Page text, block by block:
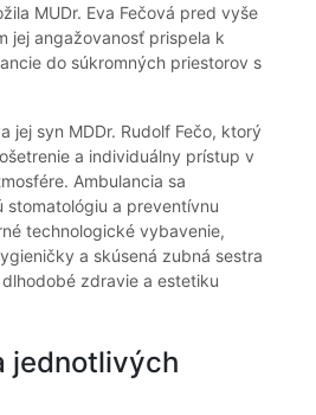
MUDr. Eva Fečová pred vyše
jej angažovanosť prispela k
do súkromných priestorov s
jej syn MDDr. Rudolf Fečo, ktorý
a individuálny prístup v
Ambulancia sa
stomatológiu a preventívnu
technologické vybavenie,
a skúsená zubná sestra
zdravie a estetiku
jednotlivých